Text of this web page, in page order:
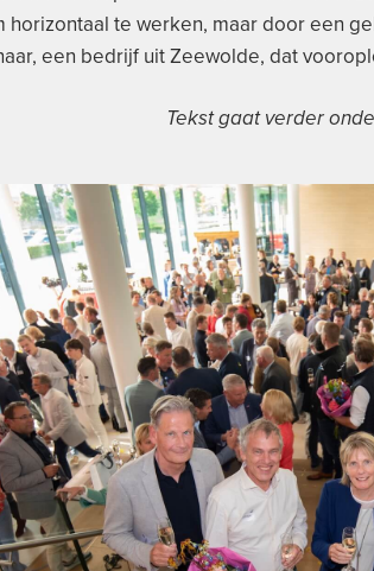
horizontaal te werken, maar door een
een bedrijf uit Zeewolde, dat
Tekst gaat verder